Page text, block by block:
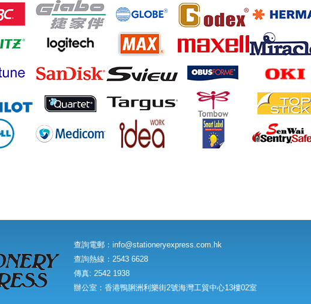
查詢電郵： info@stationeryexpress.com.hk
查詢熱線：2543 6628
傳真: 2542 1938
辦公室：香港鴨脷洲利樂街2號海灣工貿中心13樓02室